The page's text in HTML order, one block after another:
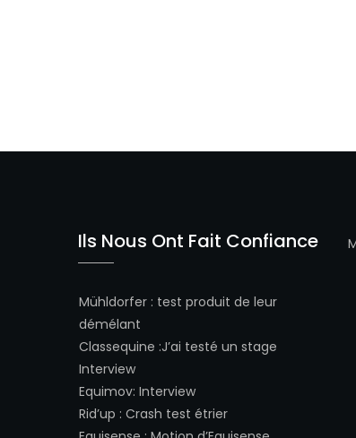
Ils Nous Ont Fait Confiance
Mühldorfer : test produit de leur
démélant
Classequine :J’ai testé un stage
Interview
Equimov: Interview
Rid’up : Crash test étrier